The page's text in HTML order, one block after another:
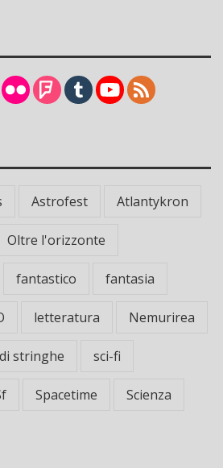
Astrofest Atlantykron
Oltre l'orizzonte
fantastico fantasia
letteratura Nemurirea
stringhe sci-fi
Spacetime Scienza